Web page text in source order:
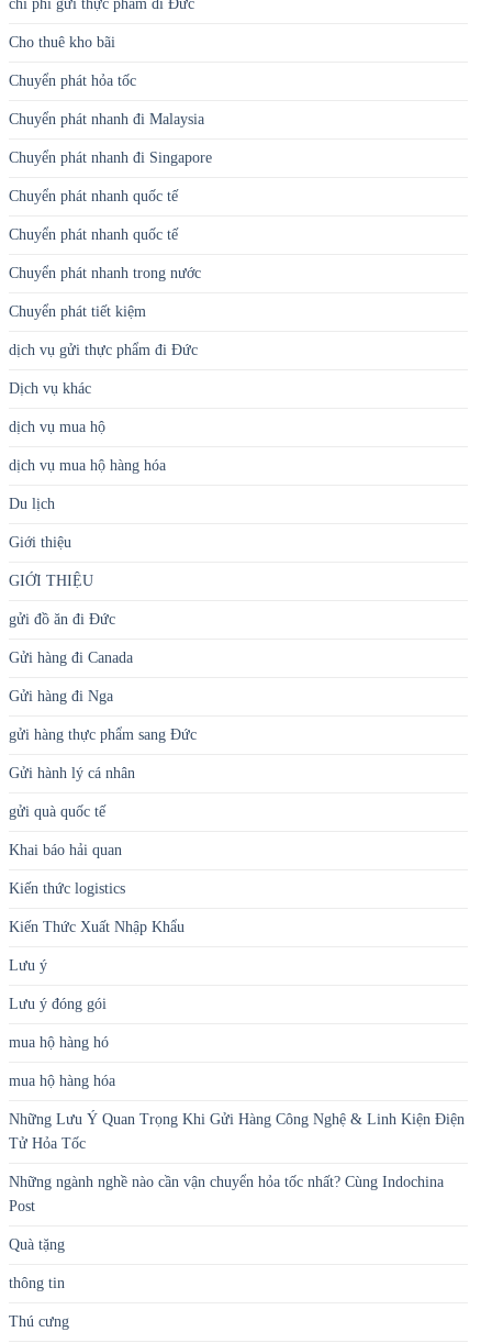
chi phí gửi thực phẩm đi Đức
Cho thuê kho bãi
Chuyển phát hỏa tốc
Chuyển phát nhanh đi Malaysia
Chuyển phát nhanh đi Singapore
Chuyển phát nhanh quốc tế
Chuyển phát nhanh quốc tế
Chuyển phát nhanh trong nước
Chuyển phát tiết kiệm
dịch vụ gửi thực phẩm đi Đức
Dịch vụ khác
dịch vụ mua hộ
dịch vụ mua hộ hàng hóa
Du lịch
Giới thiệu
GIỚI THIỆU
gửi đồ ăn đi Đức
Gửi hàng đi Canada
Gửi hàng đi Nga
gửi hàng thực phẩm sang Đức
Gửi hành lý cá nhân
gửi quà quốc tế
Khai báo hải quan
Kiến thức logistics
Kiến Thức Xuất Nhập Khẩu
Lưu ý
Lưu ý đóng gói
mua hộ hàng hó
mua hộ hàng hóa
Những Lưu Ý Quan Trọng Khi Gửi Hàng Công Nghệ & Linh Kiện Điện
Tử Hỏa Tốc
Những ngành nghề nào cần vận chuyển hỏa tốc nhất? Cùng Indochina
Post
Quà tặng
thông tin
Thú cưng